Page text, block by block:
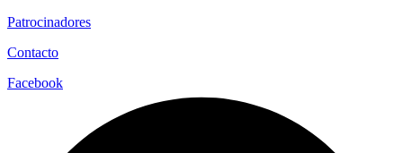
Patrocinadores
Contacto
Facebook